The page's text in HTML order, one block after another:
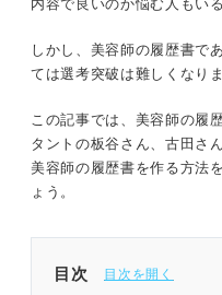
機・自己PRを書
と併せてご確認ください。
内容で良いのか悩む人もい
しかし、美容師の履歴書で
ては選考突破は難しくなりま
この記事では、美容師の履
タントの板谷さん、古田さ
美容師の履歴書を作る方法
ょう。
目次